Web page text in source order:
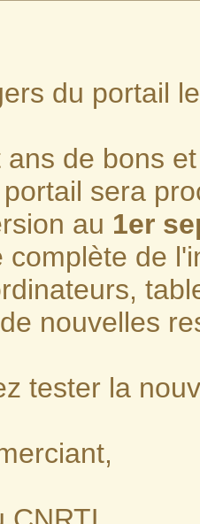
du portail
de bons
sera
au 1er
complète de
nouvelles
tester la